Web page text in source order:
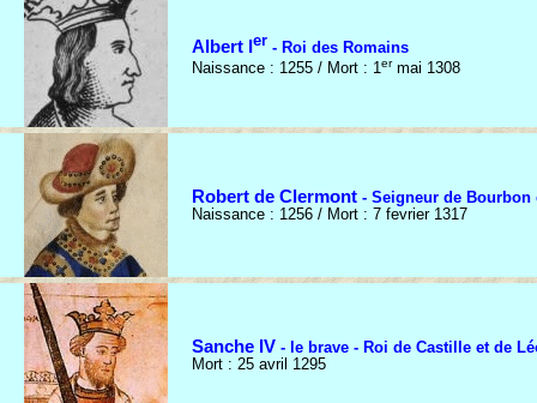
Albert Ier - Roi des Romains
Naissance : 1255 / Mort : 1er mai 1308
Robert de Clermont - Seigneur de Bourbon
Naissance : 1256 / Mort : 7 fevrier 1317
Sanche IV - le brave - Roi de Castille et de
Mort : 25 avril 1295